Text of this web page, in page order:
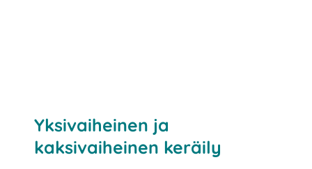
Yksivaiheinen ja
kaksivaiheinen keräily